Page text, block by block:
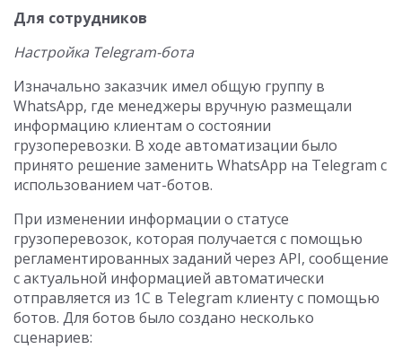
Для сотрудников
Настройка Telegram-бота
Изначально заказчик имел общую группу в
WhatsApp, где менеджеры вручную размещали
информацию клиентам о состоянии
грузоперевозки. В ходе автоматизации было
принято решение заменить WhatsApp на Telegram с
использованием чат-ботов.
При изменении информации о статусе
грузоперевозок, которая получается с помощью
регламентированных заданий через API, сообщение
с актуальной информацией автоматически
отправляется из 1С в Telegram клиенту с помощью
ботов. Для ботов было создано несколько
сценариев: